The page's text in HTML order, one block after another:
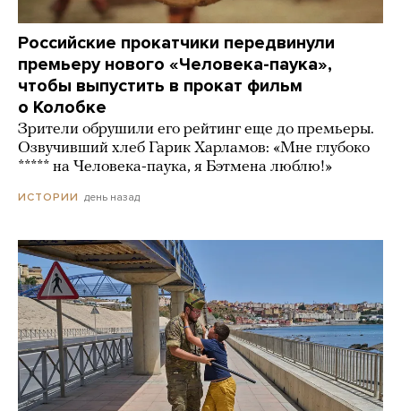
Российские прокатчики передвинули
премьеру нового «Человека-паука»,
чтобы выпустить в прокат фильм
о Колобке
Зрители обрушили его рейтинг еще до премьеры.
Озвучивший хлеб Гарик Харламов: «Мне глубоко
***** на Человека-паука, я Бэтмена люблю!»
ИСТОРИИ день назад